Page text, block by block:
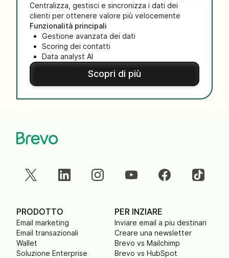
Centralizza, gestisci e sincronizza i dati dei
clienti per ottenere valore più velocemente
Funzionalità principali
Gestione avanzata dei dati
Scoring dei contatti
Data analyst AI
Scopri di più
PRODOTTO
Email marketing
Email transazionali
Wallet
Soluzione Enterprise
PER INZIARE
Inviare email a piu destinari
Creare una newsletter
Brevo vs Mailchimp
Brevo vs HubSpot